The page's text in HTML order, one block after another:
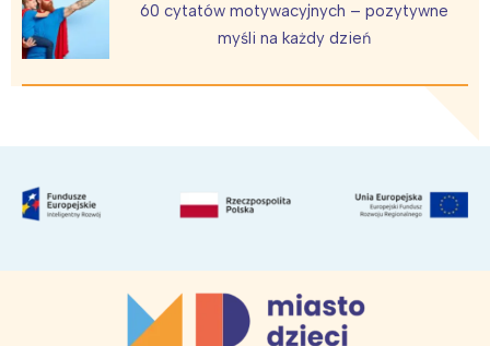
60 cytatów motywacyjnych – pozytywne
myśli na każdy dzień